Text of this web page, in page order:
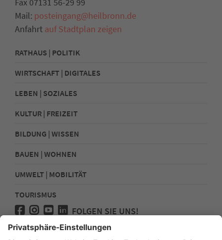
Mail: posteingang@heilbronn.de
Anfahrt auf Stadtplan zeigen
RATHAUS | POLITIK
WIRTSCHAFT | DIGITALES
LEBEN | SOZIALES
KULTUR | FREIZEIT
BILDUNG | WISSEN
BAUEN | WOHNEN
UMWELT | MOBILITÄT
TOURISMUS
FOLGEN SIE UNS!